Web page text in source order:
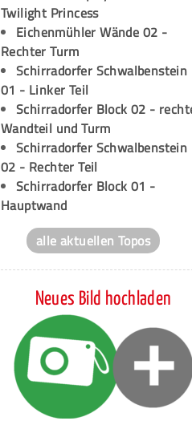
Twilight Princess
Eichenmühler Wände 02 -
Rechter Turm
Schirradorfer Schwalbenstein
01 - Linker Teil
Schirradorfer Block 02 -
Wandteil und Turm
Schirradorfer Schwalbenstein
02 - Rechter Teil
Schirradorfer Block 01 -
Hauptwand
alle aktuellen Topos
Neues Bild hochladen